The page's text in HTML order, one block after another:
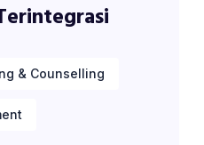
& Counselling